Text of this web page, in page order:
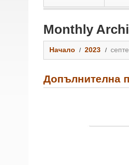
Monthly
Начало 2023
Допълнителна